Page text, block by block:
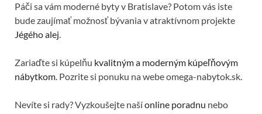
Páči sa vám moderné byty v Bratislave? Potom vás iste
bude zaujímať možnosť bývania v atraktívnom projekte
Jégého alej.
Zariaďte si kúpelňu kvalitným a moderným kúpeľňovým
nábytkom. Pozrite si ponuku na webe omega-nabytok.sk.
Nevíte si rady? Vyzkoušejte našíonline poradnu nebo